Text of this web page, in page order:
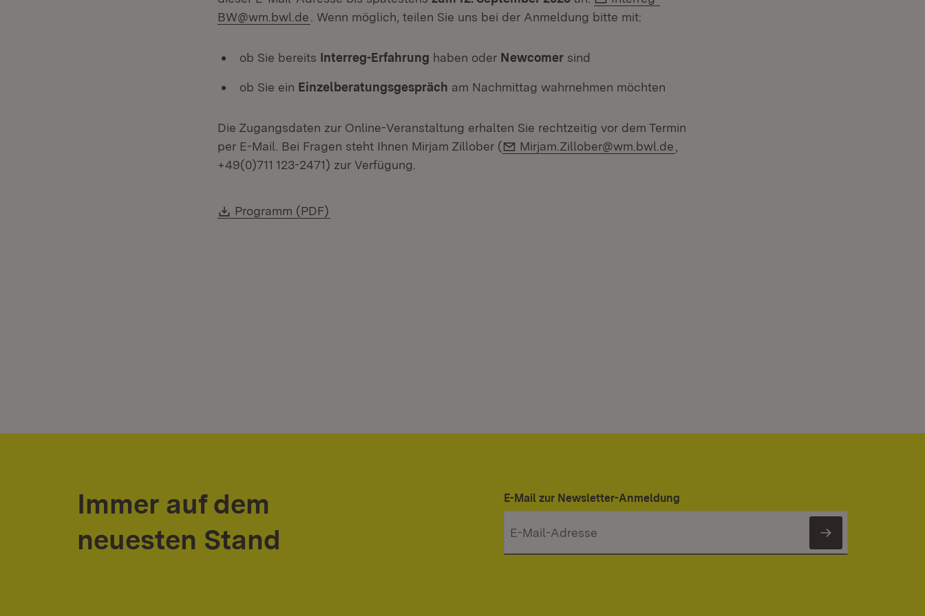
BW@wm.bwl.de
. Wenn möglich, teilen Sie uns bei der Anmeldung bitte mit:
ob Sie bereits Interreg-Erfahrung haben oder Newcomer sind
ob Sie ein Einzelberatungsgespräch am Nachmittag wahrnehmen möchten
Die Zugangsdaten zur Online-Veranstaltung erhalten Sie rechtzeitig vor dem Termin
per E-Mail. Bei Fragen steht Ihnen Mirjam Zillober (
E-Mail:
Mirjam.Zillober@wm.bwl.de
+49(0)711 123-2471) zur Verfügung.
Download:
Programm (PDF)
Immer auf dem
neuesten Stand
E-Mail zur Newsletter-Anmeldung
Newsletter